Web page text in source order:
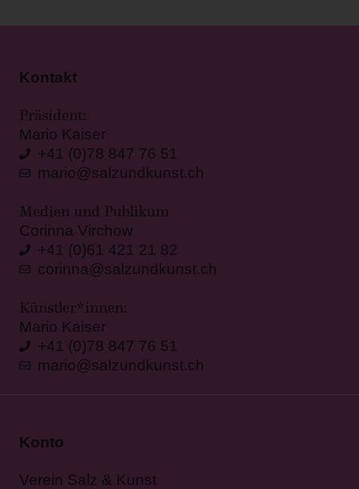
Kontakt
Präsident:
Mario Kaiser
+41 (0)78 847 76 51
mario@salzundkunst.ch
Medien und Publikum
Corinna Virchow
+41 (0)61 421 21 82
corinna@salzundkunst.ch
Künstler*innen:
Mario Kaiser
+41 (0)78 847 76 51
mario@salzundkunst.ch
Konto
Verein Salz & Kunst